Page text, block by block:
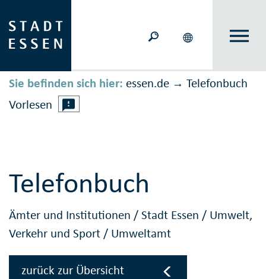
Sie befinden sich hier: essen.de → Telefonbuch
Vorlesen
Telefonbuch
Ämter und Institutionen /Stadt Essen / Umwelt,
Verkehr und Sport / Umweltamt
zurück zur Übersicht